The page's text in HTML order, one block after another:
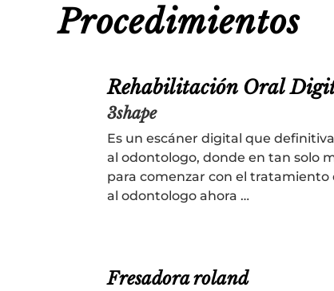
Procedimientos
Rehabilitación Oral
3shape
Es un escáner digital que
al odontologo, donde en tan solo
para comenzar con el tratamiento
al odontologo ahora …
Fresadora roland